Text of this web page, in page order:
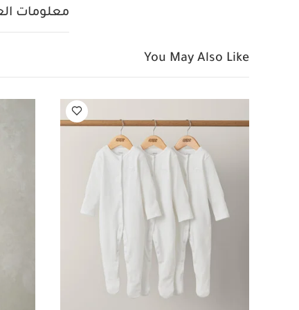
لا يُنظف جافًا
معلومات
You May Also Like